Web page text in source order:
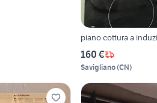
piano cottura a
160 €
Savigliano(CN)